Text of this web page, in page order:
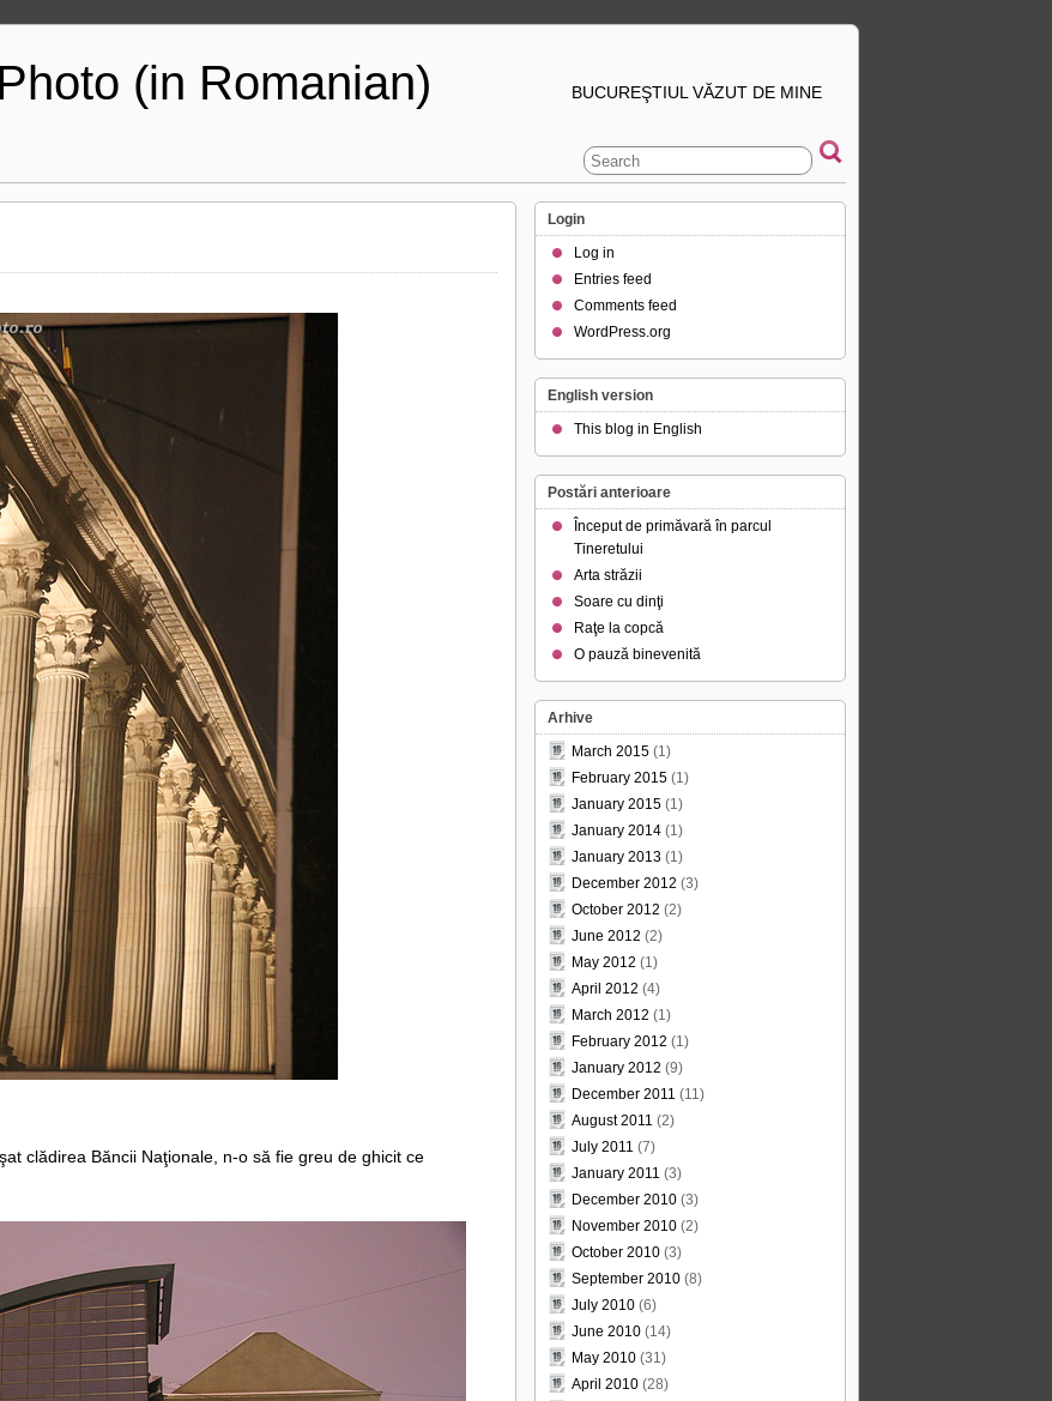
(in Romanian) BUCUREŞTIUL VĂZUT DE MINE
clădirea Băncii Naţionale, n-o să fie greu de ghicit ce
Login
Log in
Entries feed
Comments feed
WordPress.org
English version
This blog in English
Postări anterioare
Început de primăvară în parcul
Tineretului
Arta străzii
Soare cu dinţi
Raţe la copcă
O pauză binevenită
Arhive
March 2015 (1)
February 2015 (1)
January 2015 (1)
January 2014 (1)
January 2013 (1)
December 2012 (3)
October 2012 (2)
June 2012 (2)
May 2012 (1)
April 2012 (4)
March 2012 (1)
February 2012 (1)
January 2012 (9)
December 2011 (11)
August 2011 (2)
July 2011 (7)
January 2011 (3)
December 2010 (3)
November 2010 (2)
October 2010 (3)
September 2010 (8)
July 2010 (6)
June 2010 (14)
May 2010 (31)
April 2010 (28)